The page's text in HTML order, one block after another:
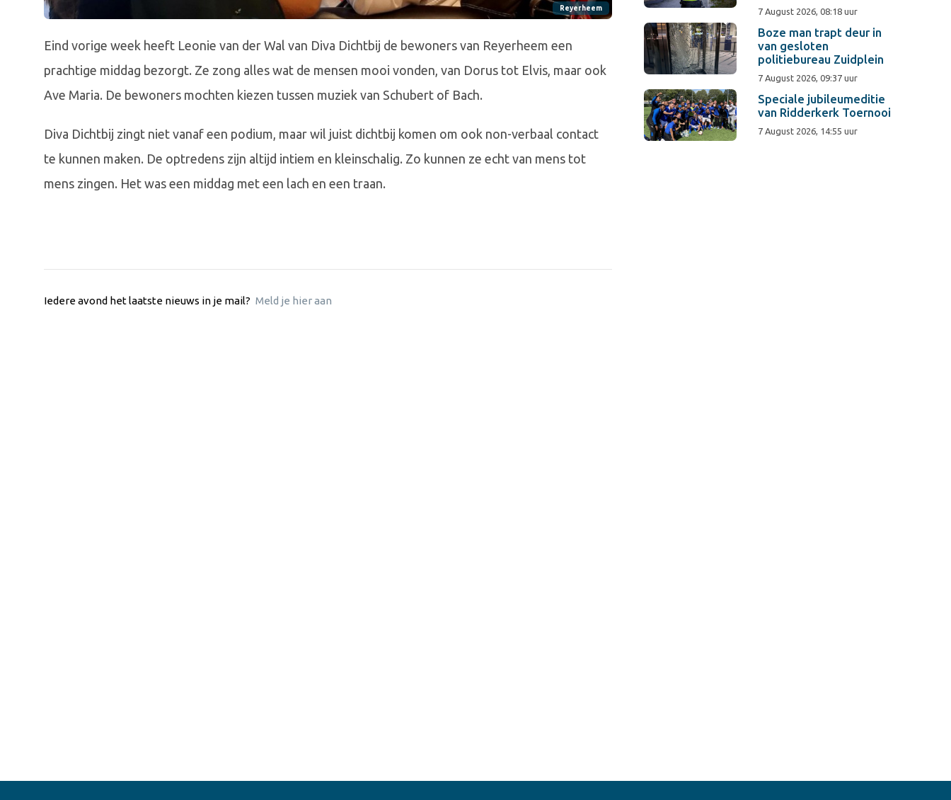
Reyerheem
Eind vorige week heeft Leonie van der Wal van Diva Dichtbij de bewoners van Reyerheem een
prachtige middag bezorgt. Ze zong alles wat de mensen mooi vonden, van Dorus tot Elvis, maar ook
Ave Maria. De bewoners mochten kiezen tussen muziek van Schubert of Bach.
Diva Dichtbij zingt niet vanaf een podium, maar wil juist dichtbij komen om ook non-verbaal contact
te kunnen maken. De optredens zijn altijd intiem en kleinschalig. Zo kunnen ze echt van mens tot
mens zingen. Het was een middag met een lach en een traan.
Iedere avond het laatste nieuws in je mail? Meld je hier aan
7 August 2026, 08:18 uur
Boze man trapt deur in
van gesloten
politiebureau Zuidplein
7 August 2026, 09:37 uur
Speciale jubileumeditie
van Ridderkerk Toernooi
7 August 2026, 14:55 uur